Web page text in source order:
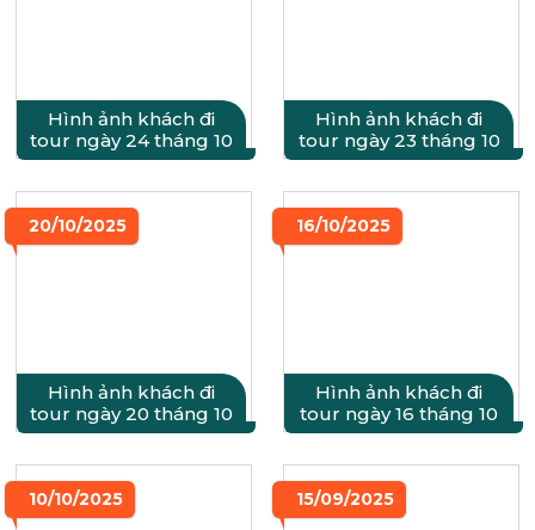
Hình ảnh khách đi
tour ngày 24 tháng 10
Hình ảnh khách đi
tour ngày 23 tháng 10
20/10/2025
Hình ảnh khách đi
tour ngày 20 tháng 10
16/10/2025
Hình ảnh khách đi
tour ngày 16 tháng 10
10/10/2025 15/09/2025